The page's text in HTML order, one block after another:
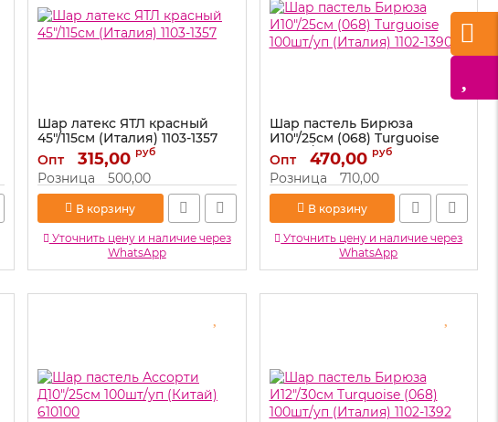
Шар латекс ЯТЛ красный
45"/115см (Италия) 1103-1357
Артикул: 1103-1357
Опт 315,00 руб
Розница 500,00
В корзину
Уточнить цену и наличие через
WhatsApp
Шар пастель Бирюза
И10"/25см (068) Turguoise
100шт/уп (Италия) 1102-1390
Артикул: 1102-1390
Опт 470,00 руб
Розница 710,00
В корзину
Уточнить цену и наличие через
WhatsApp